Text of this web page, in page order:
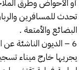
أو الأحواض وطرق
تحدث للمسافرين
البضائع والأمتعة .
6 – الديون الناشئة عن
يجريها خارج ميناء